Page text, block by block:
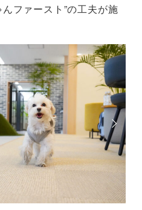
ファースト”の工夫が施